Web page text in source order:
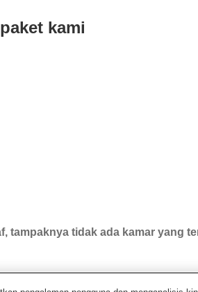
kami
tampaknya tidak ada kamar yang